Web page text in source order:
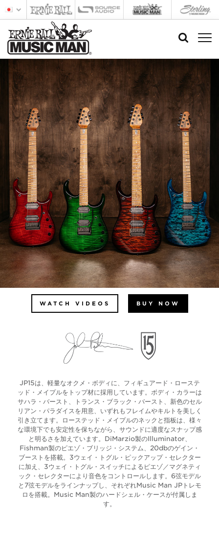
WATCH VIDEOS BUY NOW
JP15は、軽量なオクメ・ボディに、フィギュアード・ローステ
ッド・メイプルをトップ材に採用しています。ボディ・カラーは
サハラ・バースト、トランス・ブラック・バースト、新色のセル
リアン・パラダイスを用意、いずれもフレイムやキルトを美しく
引き立てます。ローステッド・メイプルのネックと指板は、様々
な環境下でも安定性を保ちながら、サウンドに適度なスナップ感
と明るさを加えています。DiMarzio製のIlluminator、
Fishman製のピエゾ・ブリッジ・システム、20dbのゲイン・
ブーストを搭載。3ウェイ・トグル・ピックアップ・セレクター
に加え、3ウェイ・トグル・スイッチによるピエゾ／マグネティ
ック・セレクターにより音色をコントロールします。6弦モデル
と7弦モデルをラインナップし、それぞれMusic Man JPトレモ
ロを搭載。Music Man製のハードシェル・ケースが付属しま
す。